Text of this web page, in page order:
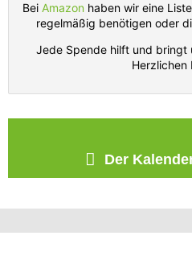
Bei Amazon haben wir eine
regelmäßig benötigen oder
Jede Spende hilft und bringt
Herzlichen
Der